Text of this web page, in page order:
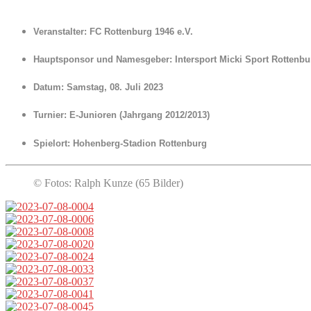
Veranstalter: FC Rottenburg 1946 e.V.
Hauptsponsor und Namesgeber: Intersport Micki Sport
Datum: Samstag, 08. Juli 2023
Turnier: E-Junioren (Jahrgang 2012/2013)
Spielort: Hohenberg-Stadion Rottenburg
© Fotos: Ralph Kunze (65 Bilder)